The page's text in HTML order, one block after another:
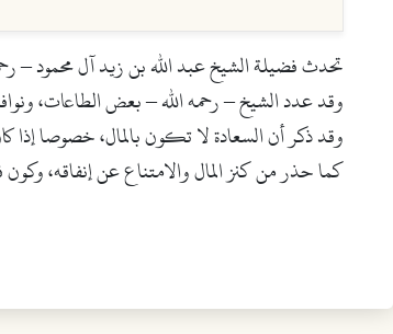
تحدث فضيلة الشيخ عبد الله بن زيد آل محمود –
وقد عدد الشيخ – رحمه الله – بعض الطاعات، ونوافل
وقد ذكر أن السعادة لا تكون بالمال، خصوصا
كما حذر من كنز المال والامتناع عن إنفاقه،